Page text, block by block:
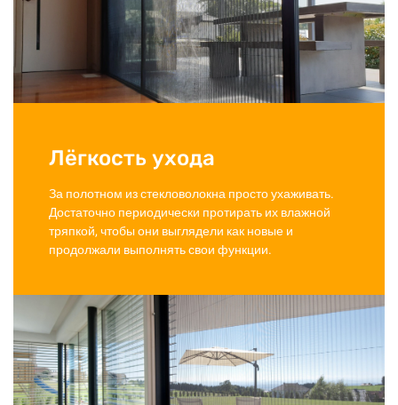
Лёгкость ухода
За полотном из стекловолокна просто ухаживать.
Достаточно периодически протирать их влажной
тряпкой, чтобы они выглядели как новые и
продолжали выполнять свои функции.